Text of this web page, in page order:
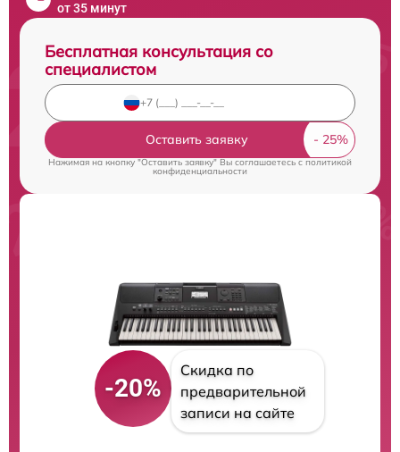
от 35 минут
Бесплатная консультация со
специалистом
Оставить заявку
Нажимая на кнопку "Оставить заявку" Вы соглашаетесь cполитикой
конфиденциальности
-20%
Скидка по
предварительной
записи на сайте